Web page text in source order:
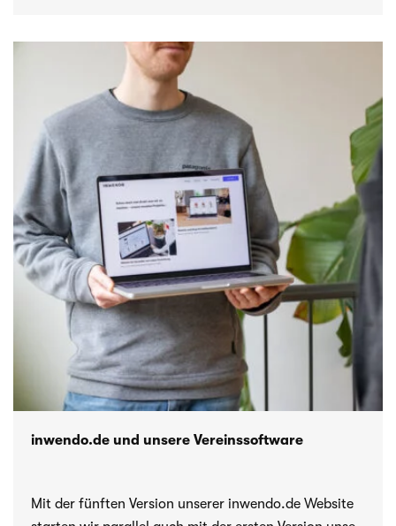
inwendo.de und unsere Vereinssoftware
Mit der fünf­ten Ver­sion unse­rer inwendo.de Website